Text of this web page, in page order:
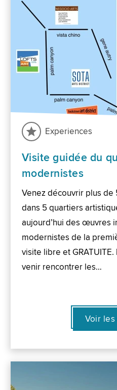
Experiences
Visite guidée du
modernistes
Venez découvrir plus
dans 5 quartiers
aujourd’hui des œuvres
modernistes de la
visite libre et
venir rencontrer les…
Voir